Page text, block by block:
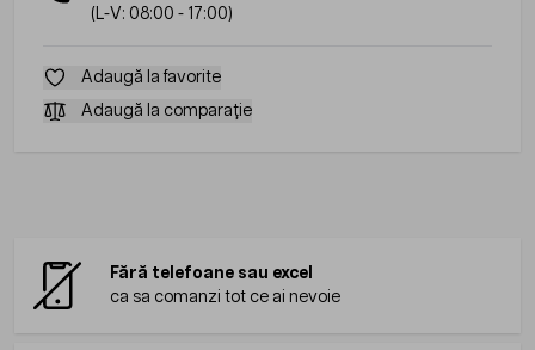
(L-V: 08:00 - 17:00)
Adaugă la favorite
Adaugă la comparație
Fără telefoane sau excel
ca sa comanzi tot ce ai nevoie